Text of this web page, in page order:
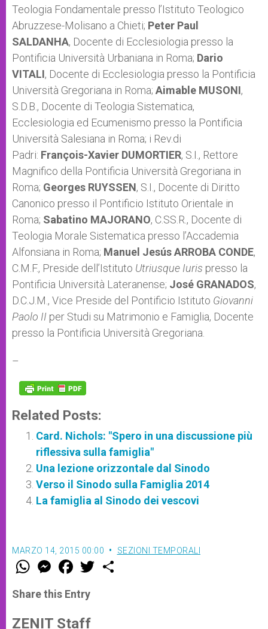
Teologia Fondamentale presso l’Istituto Teologico
Abruzzese-Molisano a Chieti; Peter Paul
SALDANHA, Docente di Ecclesiologia presso la
Pontificia Università Urbaniana in Roma; Dario
VITALI, Docente di Ecclesiologia presso la Pontificia
Università Gregoriana in Roma; Aimable MUSONI,
S.D.B., Docente di Teologia Sistematica,
Ecclesiologia ed Ecumenismo presso la Pontificia
Università Salesiana in Roma; i Rev.di
Padri: François-Xavier DUMORTIER, S.I., Rettore
Magnifico della Pontificia Università Gregoriana in
Roma; Georges RUYSSEN, S.I., Docente di Diritto
Canonico presso il Pontificio Istituto Orientale in
Roma; Sabatino MAJORANO, C.SS.R., Docente di
Teologia Morale Sistematica presso l’Accademia
Alfonsiana in Roma; Manuel Jesús ARROBA CONDE,
C.M.F., Preside dell’Istituto Utriusque Iuris presso la
Pontificia Università Lateranense; José GRANADOS,
D.C.J.M., Vice Preside del Pontificio Istituto Giovanni
Paolo II per Studi su Matrimonio e Famiglia, Docente
presso la Pontificia Università Gregoriana.
–
Related Posts:
Card. Nichols: "Spero in una discussione più
riflessiva sulla famiglia"
Una lezione orizzontale dal Sinodo
Verso il Sinodo sulla Famiglia 2014
La famiglia al Sinodo dei vescovi
MARZO 14, 2015 00:00 SEZIONI TEMPORALI
W
t
s
p
M
e
s
e
g
F
a
e
b
o
w
Share this Entry
ZENIT Staff